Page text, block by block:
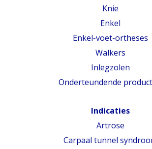
Knie
Enkel
Enkel-voet-ortheses
Walkers
Inlegzolen
Onderteundende
Indicaties
Artrose
Carpaal tunnel